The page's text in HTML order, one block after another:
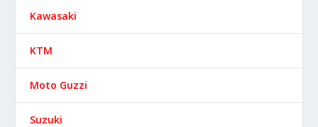
Kawasaki
KTM
Moto Guzzi
Suzuki